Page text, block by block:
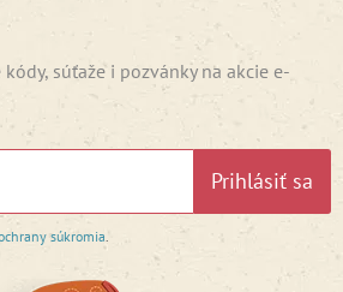
súťaže i pozvánky na akcie e-
Prihlásiť sa
súkromia